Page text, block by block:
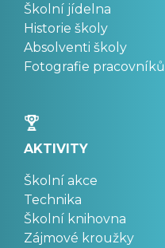
Školní jídelna
Historie školy
Absolventi školy
Fotografie
AKTIVITY
Školní akce
Technika
Školní knihovna
Zájmové kroužky